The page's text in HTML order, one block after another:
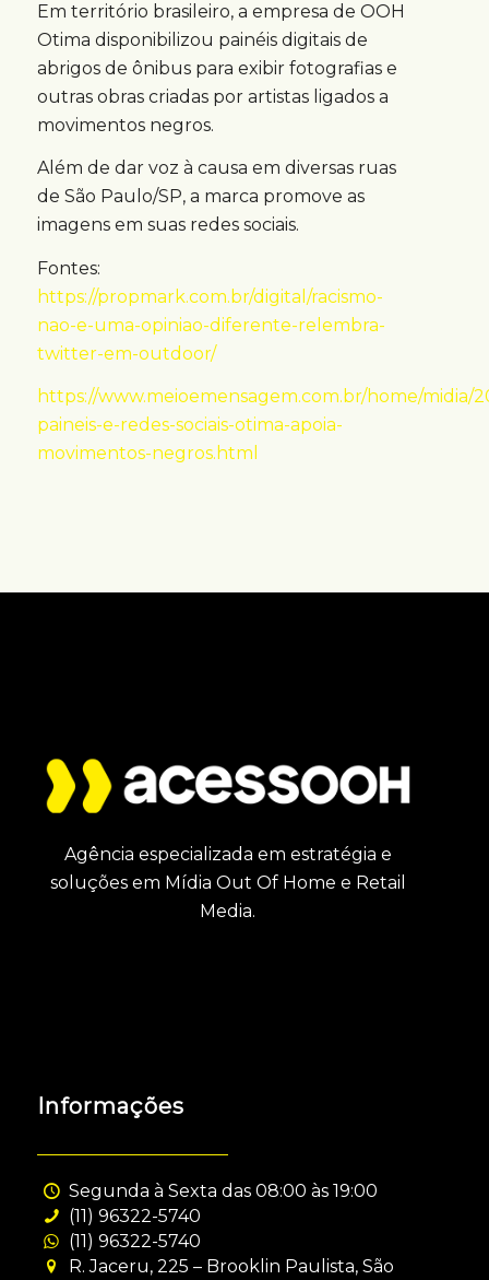
Em território brasileiro, a empresa de OOH
Otima disponibilizou painéis digitais de
abrigos de ônibus para exibir fotografias e
outras obras criadas por artistas ligados a
movimentos negros.
Além de dar voz à causa em diversas ruas
de São Paulo/SP, a marca promove as
imagens em suas redes sociais.
Fontes:
https://propmark.com.br/digital/racismo-
nao-e-uma-opiniao-diferente-relembra-
twitter-em-outdoor/
https://www.meioemensagem.com.br/home/midia/
paineis-e-redes-sociais-otima-apoia-
movimentos-negros.html
Agência especializada em estratégia e
soluções em Mídia Out Of Home e Retail
Media.
Informações
Segunda à Sexta das 08:00 às 19:00
(11) 96322-5740
(11) 96322-5740
R. Jaceru, 225 – Brooklin Paulista, São